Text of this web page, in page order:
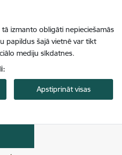
izmanto obligāti nepieciešamās
papildus šajā vietnē var tikt
mediju sīkdatnes.
Apstiprināt visas